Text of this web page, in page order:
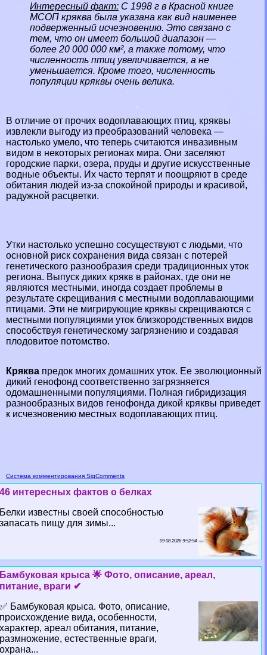
Интересный факт: С 1998 г в Красной книге
МСОП кряква была указана как вид наименее
подверженный исчезновению. Это связано с
тем, что он имеет большой диапазон —
более 20 000 000 км², а также потому, что
численность птиц увеличивается, а не
уменьшается. Кроме того, численность
популяции кряквы очень велика.
В отличие от прочих водоплавающих птиц, кряквы
извлекли выгоду из преобразований человека —
настолько умело, что теперь считаются инвазивным
видом в некоторых регионах мира. Они заселяют
городские парки, озера, пруды и другие искусственные
водные объекты. Их часто терпят и поощряют в среде
обитания людей из-за спокойной природы и красивой,
радужной расцветки.
Утки настолько успешно сосуществуют с людьми, что
основной риск сохранения вида связан с потерей
генетического разнообразия среди традиционных уток
региона. Выпуск диких крякв в районах, где они не
являются местными, иногда создает проблемы в
результате скрещивания с местными водоплавающими
птицами. Эти не мигрирующие кряквы скрещиваются с
местными популяциями уток близкородственных видов
способствуя генетическому загрязнению и создавая
плодовитое потомство.
Кряква предок многих домашних уток. Ее эволюционный
дикий генофонд соответственно загрязняется
одомашненными популяциями. Полная гибридизация
разнообразных видов генофонда дикой кряквы приведет
к исчезновению местных водоплавающих птиц.
Система комментирования SigComments
46 интересных фактов о белках
Белки известны своей способностью
запасать пищу для зимы...
09 08 2026 9:52:54
Бамбуковая крыса 🌟 Фото, описание, ареал,
питание, враги ✔
✅ Бамбуковая крыса. Фото, описание,
происхождение вида, особенности,
хаpaктер, ареал обитания, питание,
размножение, естественные враги,
охрана...